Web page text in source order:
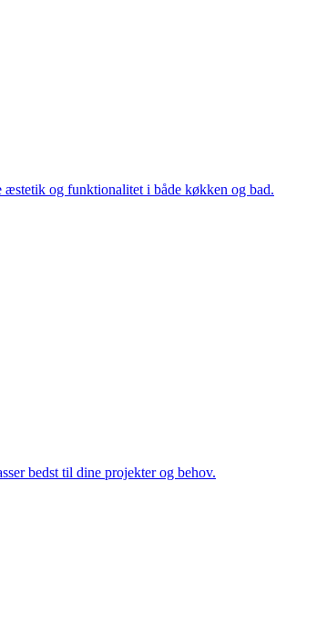
og funktionalitet i både køkken og bad.
bedst til dine projekter og behov.